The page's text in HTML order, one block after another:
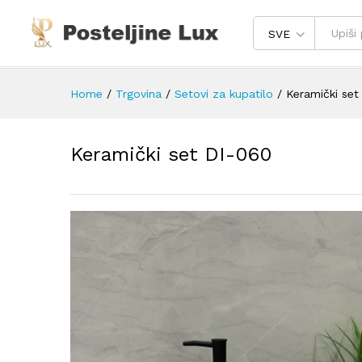
SVE
Home / Trgovina / Setovi za kupatilo / Keramički
Keramički set DI-060